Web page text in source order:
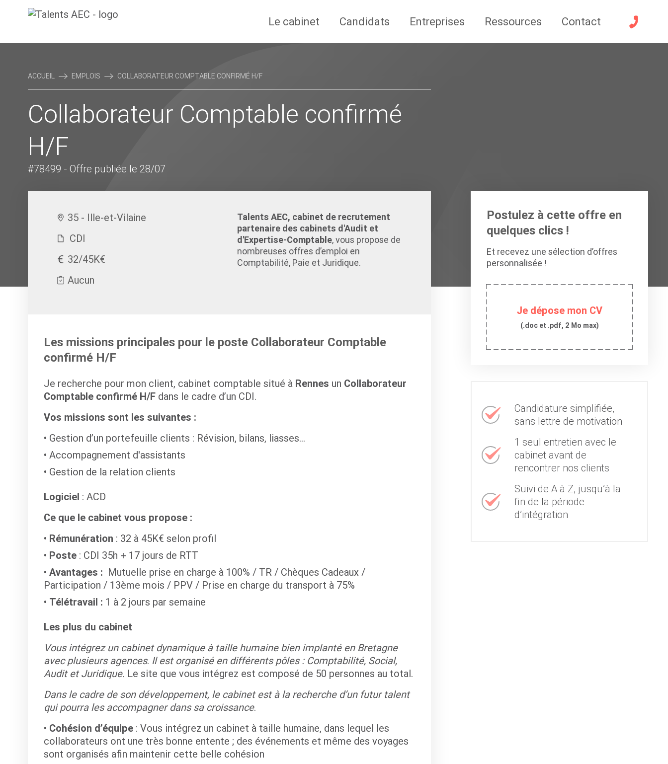
Le cabinet Candidats Entreprises Ressources Contact
ACCUEIL EMPLOIS COLLABORATEUR COMPTABLE CONFIRMÉ H/F
Collaborateur Comptable confirmé
H/F
#78499 - Offre publiée le 28/07
35 - Ille-et-Vilaine
CDI
32/45K€
Aucun
Talents AEC, cabinet de recrutement
partenaire des cabinets d'Audit et
d'Expertise-Comptable, vous propose de
nombreuses offres d’emploi en
Comptabilité, Paie et Juridique.
Les missions principales pour le poste Collaborateur Comptable
confirmé H/F
Je recherche pour mon client, cabinet comptable situé à Rennes un Collaborateur
Comptable confirmé H/Fdans le cadre d’un CDI.
Vos missions sont les suivantes :
Gestion d’un portefeuille clients : Révision, bilans, liasses...
Accompagnement d'assistants
Gestion de la relation clients
Logiciel : ACD
Ce que le cabinet vous propose :
Rémunération : 32 à 45K€ selon profil
Poste: CDI 35h + 17 jours de RTT
Avantages : Mutuelle prise en charge à 100% / TR / Chèques Cadeaux /
Participation / 13ème mois / PPV / Prise en charge du transport à 75%
Télétravail : 1 à 2 jours par semaine
Les plus du cabinet
Vous intégrez un cabinet dynamique à taille humaine bien implanté en Bretagne
avec plusieurs agences. Il est organisé en différents pôles : Comptabilité, Social,
Audit et Juridique. Le site que vous intégrez est composé de 50 personnes au total.
Dans le cadre de son développement, le cabinet est à la recherche d’un futur talent
qui pourra les accompagner dans sa croissance.
Cohésion d’équipe : Vous intégrez un cabinet à taille humaine, dans lequel les
collaborateurs ont une très bonne entente ; des événements et même des voyages
sont organisés afin maintenir cette belle cohésion
Postulez à cette offre en
quelques clics !
Et recevez une sélection d’offres
personnalisée !
Je dépose mon CV
(.doc et .pdf, 2 Mo max)
Candidature simplifiée,
sans lettre de motivation
1 seul entretien avec le
cabinet avant de
rencontrer nos clients
Suivi de A à Z, jusqu’à la
fin de la période
d’intégration